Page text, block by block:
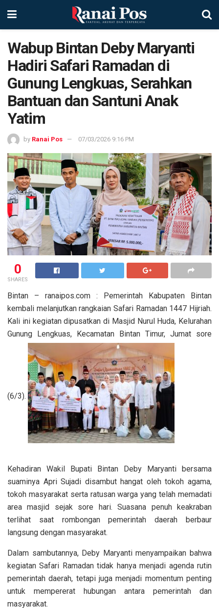
Wabup Bintan Deby Maryanti
Hadiri Safari Ramadan di
Gunung Lengkuas, Serahkan
Bantuan dan Santuni Anak
Yatim
by Ranai Pos 07/03/2026 9:16 PM
0
SHARES
Bintan – ranaipos.com : Pemerintah Kabupaten Bintan
kembali melanjutkan rangkaian Safari Ramadan 1447 Hijriah.
Kali ini kegiatan dipusatkan di Masjid Nurul Huda, Kelurahan
Gunung Lengkuas, Kecamatan Bintan Timur, Jumat sore
(6/3).
Kehadiran Wakil Bupati Bintan Deby Maryanti bersama
suaminya Apri Sujadi disambut hangat oleh tokoh agama,
tokoh masyarakat serta ratusan warga yang telah memadati
area masjid sejak sore hari. Suasana penuh keakraban
terlihat saat rombongan pemerintah daerah berbaur
langsung dengan masyarakat.
Dalam sambutannya, Deby Maryanti menyampaikan bahwa
kegiatan Safari Ramadan tidak hanya menjadi agenda rutin
pemerintah daerah, tetapi juga menjadi momentum penting
untuk mempererat hubungan antara pemerintah dan
masyarakat.